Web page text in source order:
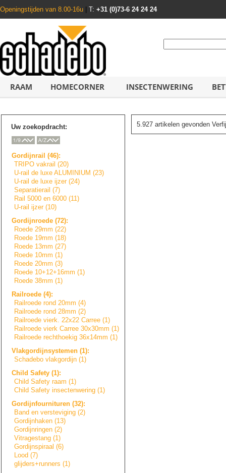
Openingstijden van 8.00-16u T: +31 (0)73-6 24 24 24
RAAM HOMECORNER INSECTENWERING
Uw zoekopdracht:
Gordijnrail (46):
TRIPO vakrail (20)
U-rail de luxe ALUMINIUM (23)
U-rail de luxe ijzer (24)
Separatierail (7)
Rail 5000 en 6000 (11)
U-rail ijzer (10)
Gordijnroede (72):
Roede 29mm (22)
Roede 19mm (18)
Roede 13mm (27)
Roede 10mm (1)
Roede 20mm (3)
Roede 10+12+16mm (1)
Roede 38mm (1)
Railroede (4):
Railroede rond 20mm (4)
Railroede rond 28mm (2)
Railroede vierk. 22x22 Carree (1)
Railroede vierk Carree 30x30mm (1)
Railroede rechthoekig 36x14mm (1)
Vlakgordijnsystemen (1):
Schadebo vlakgordijn (1)
Child Safety (1):
Child Safety raam (1)
Child Safety insectenwering (1)
Gordijnfournituren (32):
Band en versteviging (2)
Gordijnhaken (13)
Gordijnringen (2)
Vitragestang (1)
Gordijnspiraal (6)
Lood (7)
glijders+runners (1)
5.927 artikelen gevonden